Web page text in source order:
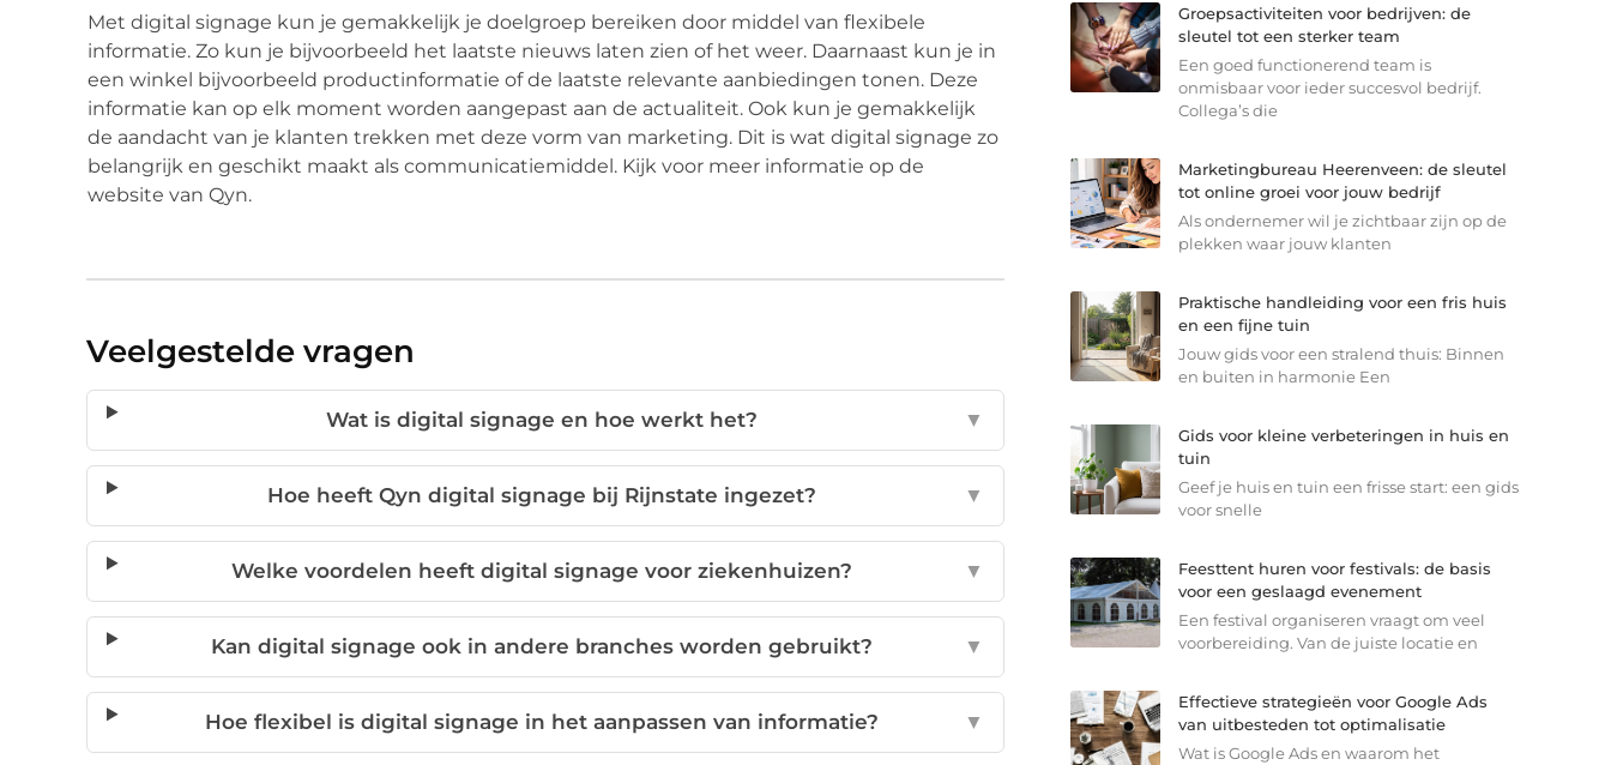
Met digital signage kun je gemakkelijk je doelgroep bereiken door middel van flexibele
informatie. Zo kun je bijvoorbeeld het laatste nieuws laten zien of het weer. Daarnaast kun je in
een winkel bijvoorbeeld productinformatie of de laatste relevante aanbiedingen tonen. Deze
informatie kan op elk moment worden aangepast aan de actualiteit. Ook kun je gemakkelijk
de aandacht van je klanten trekken met deze vorm van marketing. Dit is wat digital signage zo
belangrijk en geschikt maakt als communicatiemiddel. Kijk voor meer informatie op de
website van Qyn.
Veelgestelde vragen
Wat is digital signage en hoe werkt het? ▼
Hoe heeft Qyn digital signage bij Rijnstate ingezet? ▼
Welke voordelen heeft digital signage voor ziekenhuizen? ▼
Kan digital signage ook in andere branches worden gebruikt? ▼
Hoe flexibel is digital signage in het aanpassen van informatie? ▼
Groepsactiviteiten voor bedrijven: de
sleutel tot een sterker team
Een goed functionerend team is
onmisbaar voor ieder succesvol bedrijf.
Collega’s die
Marketingbureau Heerenveen: de sleutel
tot online groei voor jouw bedrijf
Als ondernemer wil je zichtbaar zijn op de
plekken waar jouw klanten
Praktische handleiding voor een fris huis
en een fijne tuin
Jouw gids voor een stralend thuis: Binnen
en buiten in harmonie Een
Gids voor kleine verbeteringen in huis en
tuin
Geef je huis en tuin een frisse start: een gids
voor snelle
Feesttent huren voor festivals: de basis
voor een geslaagd evenement
Een festival organiseren vraagt om veel
voorbereiding. Van de juiste locatie en
Effectieve strategieën voor Google Ads
van uitbesteden tot optimalisatie
Wat is Google Ads en waarom het